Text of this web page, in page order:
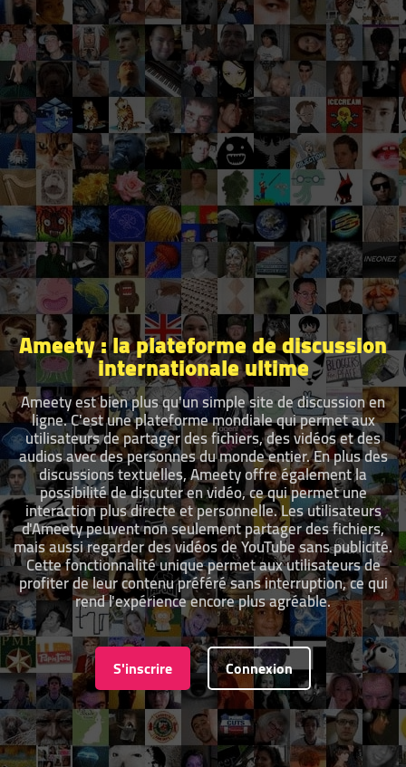
Ameety : la plateforme de discussion
internationale ultime
Ameety est bien plus qu'un simple site de discussion en
ligne. C'est une plateforme mondiale qui permet aux
utilisateurs de partager des fichiers, des vidéos et des
audios avec des personnes du monde entier. En plus des
discussions textuelles, Ameety offre également la
possibilité de discuter en vidéo, ce qui permet une
interaction plus directe et personnelle. Les utilisateurs
d'Ameety peuvent non seulement partager des fichiers,
mais aussi regarder des vidéos de YouTube sans publicité.
Cette fonctionnalité unique permet aux utilisateurs de
profiter de leur contenu préféré sans interruption, ce qui
rend l'expérience encore plus agréable.
S'inscrire Connexion